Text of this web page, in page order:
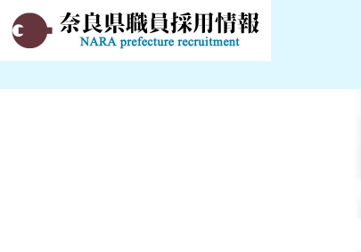
奈良県職員採用情報サ
イト